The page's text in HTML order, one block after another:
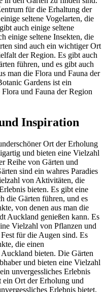
für die Erhaltung der
seltene Vogelarten, die
auch einige seltene
einige seltene Insekten, die
sind auch ein wichtiger Ort
der Region. Es gibt auch
führen, und es gibt auch
man die Flora und Fauna der
Gardens ist ein
und Fauna der Region
Inspiration
Ort der Erholung
und bieten eine Vielzahl
Reihe von Gärten und
sind ein wahres Paradies
von Aktivitäten, die
bieten. Es gibt eine
die Gärten führen, und es
von denen aus man die
Auckland genießen kann. Es
Vielzahl von Pflanzen und
für die Augen sind. Es
die einen
bieten. Die Gärten
und bieten eine Vielzahl
unvergessliches Erlebnis
ein Ort der Erholung und
Erlebnis bietet.